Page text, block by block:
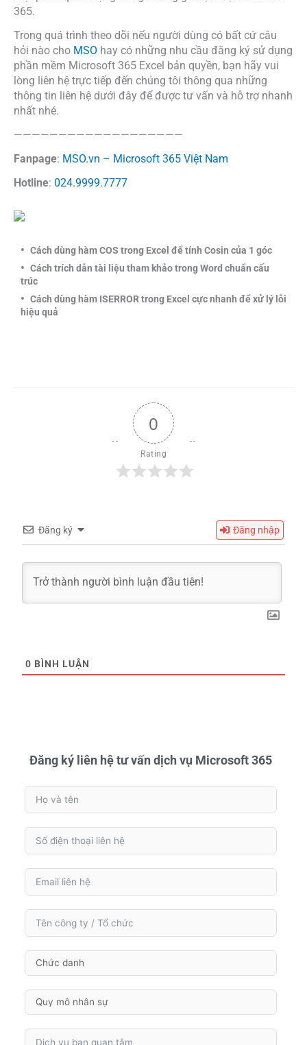
365.
Trong quá trình theo dõi nếu người dùng có bất cứ câu
hỏi nào cho MSO hay có những nhu cầu đăng ký sử dụng
phần mềm Microsoft 365 Excel bản quyền, bạn hãy vui
lòng liên hệ trực tiếp đến chúng tôi thông qua những
thông tin liên hệ dưới đây để được tư vấn và hỗ trợ nhanh
nhất nhé.
———————————————————
Fanpage: MSO.vn – Microsoft 365 Việt Nam
Hotline: 024.9999.7777
Cách dùng hàm COS trong Excel để tính Cosin của 1 góc
Cách trích dẫn tài liệu tham khảo trong Word chuẩn cấu
trúc
Cách dùng hàm ISERROR trong Excel cực nhanh để xử lý lỗi
hiệu quả
0
Rating
Đăng ký Đăng nhập
0 BÌNH LUẬN
Đăng ký liên hệ tư vấn dịch vụ Microsoft 365